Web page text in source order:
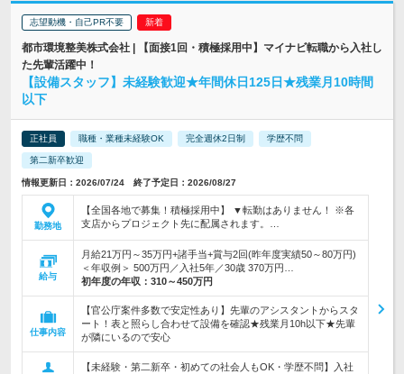
志望動機・自己PR不要
都市環境整美株式会社 | 【面接1回・積極採用中】マイナビ転職から入社し
た先輩活躍中！
【設備スタッフ】未経験歓迎★年間休日125日★残業月10時間
以下
正社員 職種・業種未経験OK 完全週休2日制 学歴不問
第二新卒歓迎
情報更新日：2026/07/24 終了予定日：2026/08/27
勤務地
【全国各地で募集！積極採用中】 ▼転勤はありません！ ※各
支店からプロジェクト先に配属されます。…
給与
月給21万円～35万円+諸手当+賞与2回(昨年度実績50～80万円)
＜年収例＞ 500万円／入社5年／30歳 370万円…
初年度の年収： 310～450万円
仕事内容
【官公庁案件多数で安定性あり】先輩のアシスタントからスタ
ート！表と照らし合わせて設備を確認★残業月10h以下★先輩
が隣にいるので安心
【未経験・第二新卒・初めての社会人もOK・学歴不問】入社